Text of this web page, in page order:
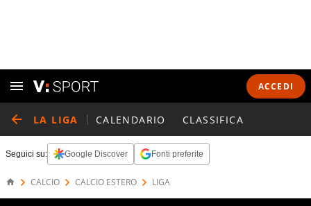
ACCEDI
LA LIGA CALENDARIO CLASSIFICA
Seguici su: Google Discover Fonti preferite
CALCIO CALCIO ESTERO LIGA